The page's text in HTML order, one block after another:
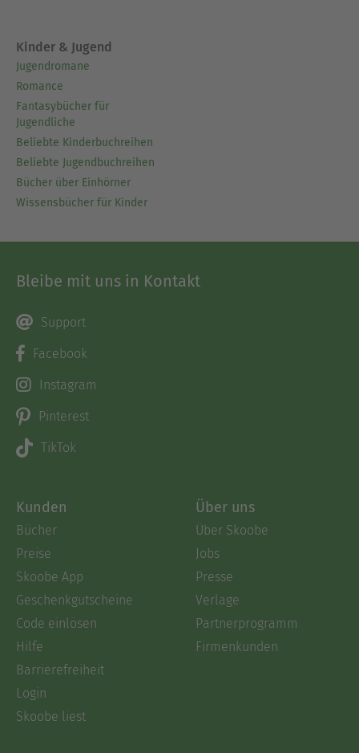
Kinder & Jugend
Jugendromane
Romance
Fantasybücher für
Jugendliche
Beliebte Kinderbuchreihen
Beliebte Jugendbuchreihen
Bücher über Einhörner
Wissensbücher für Kinder
Bleibe mit uns in Kontakt
Support
Facebook
Instagram
Pinterest
TikTok
Kunden
Bücher
Preise
Skoobe App
Geschenkgutscheine
Code einlösen
Hilfe
Barrierefreiheit
Login
Skoobe liest
Über uns
Über Skoobe
Jobs
Presse
Verlage
Partnerprogramm
Firmenkunden